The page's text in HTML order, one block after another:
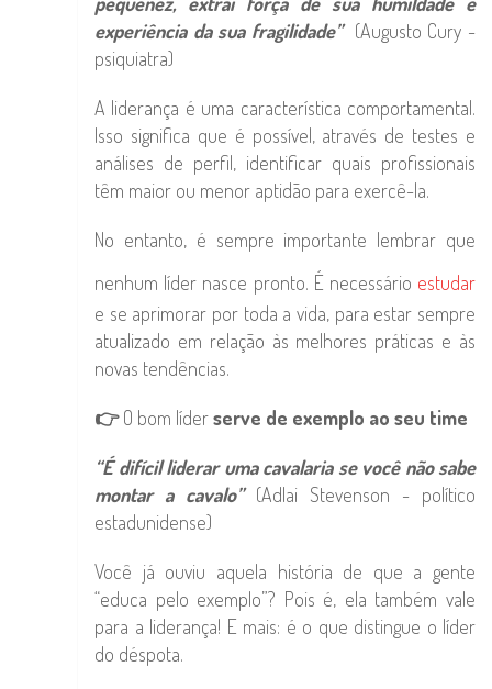
experiência da sua fragilidade”(Augusto Cury -
psiquiatra)
A liderança é uma característica comportamental.
Isso significa que é possível, através de testes e
análises de perfil, identificar quais profissionais
têm maior ou menor aptidão para exercê-la.
No entanto, é sempre importante lembrar que
nenhum líder nasce pronto. É necessário estudar
e se aprimorar por toda a vida, para estar sempre
atualizado em relação às melhores práticas e às
novas tendências.
👉O bom líderserve de exemplo ao seu time
“É difícil liderar uma cavalaria se você não sabe
montar a cavalo”(Adlai Stevenson - político
estadunidense)
Você já ouviu aquela história de que a gente
“educa pelo exemplo”? Pois é, ela também vale
para a liderança! E mais: é o que distingue o líder
do déspota.